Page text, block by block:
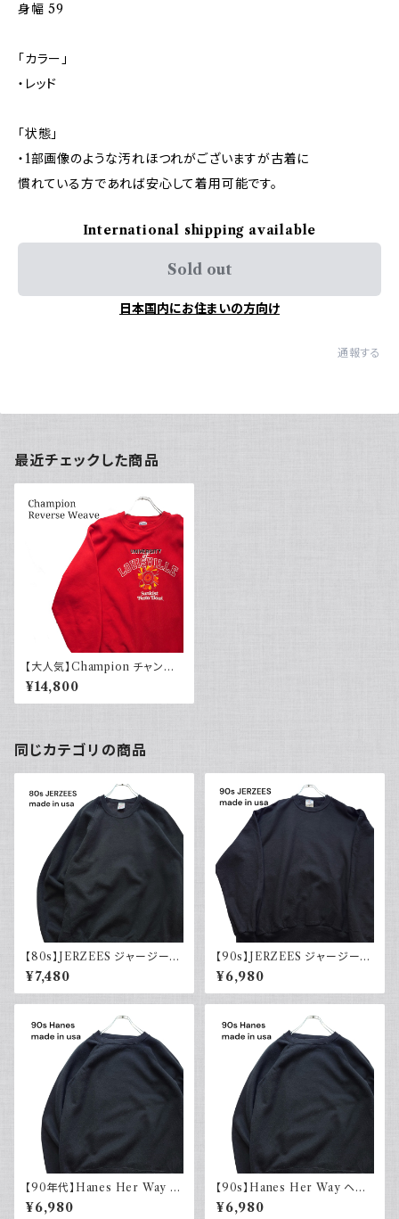
身幅 59
「カラー」
・レッド
「状態」
・1部画像のような汚れほつれがございますが古着に
慣れている方であれば安心して着用可能です。
International shipping available
Sold out
日本国内にお住まいの方向け
通報する
最近チェックした商品
【大人気】Champion チャンピ
オン リバースウィーブ スウェッ
ト 赤90s
¥14,800
同じカテゴリの商品
【80s】JERZEES ジャージーズ
Plain sweatshirt 無地スウェッ
ト ブラック 黒 ラグランスリーブ
USA製 古着
¥7,480
【90s】JERZEES ジャージーズ
Plain sweatshirt 無地スウェッ
ト ブラック 黒 USA製 古着
¥6,980
【90年代】Hanes Her Way ヘ
インズ Plain sweatshirt 無地
スウェット ブラック 黒 ラグラン
¥6,980
【90s】Hanes Her Way ヘイ
ンズ Plain sweatshirt 無地ス
ウェット ブラック 黒 ラグランス
¥6,980